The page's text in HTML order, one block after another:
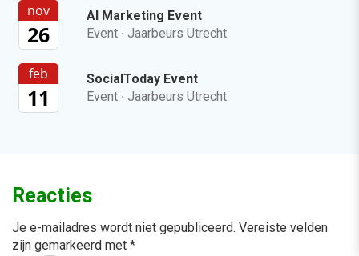
nov
26
AI Marketing Event
Event · Jaarbeurs Utrecht
feb
11
SocialToday Event
Event · Jaarbeurs Utrecht
Reacties
Je e-mailadres wordt niet gepubliceerd. Vereiste velden
zijn gemarkeerd met *